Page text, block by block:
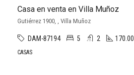
Casa en venta en Villa Muñoz
Gutiérrez 1900, , Villa Muñoz
DAM-87194 5 2 170.00
CASAS